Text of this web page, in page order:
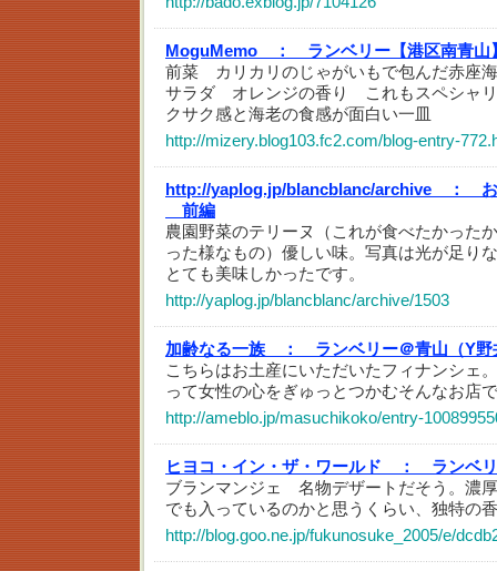
MoguMemo ：
ランベリー【港区南青山
前菜 カリカリのじゃがいもで包んだ赤座
サラダ オレンジの香り これもスペシャリ
クサク感と海老の食感が面白い一皿
http://mizery.blog103.fc2.com/blog-entry-
http://yaplog.jp/blancblanc/archive ：
前編
農園野菜のテリーヌ（これが食べたかった
った様なもの）優しい味。写真は光が足り
とても美味しかったです。
http://yaplog.jp/blancblanc/archive/1503
加齢なる一族 ：
ランベリー＠青山（Y
こちらはお土産にいただいたフィナンシェ
って女性の心をぎゅっとつかむそんなお店
http://ameblo.jp/masuchikoko/entry-
ヒヨコ・イン・ザ・ワールド ：
ランベ
ブランマンジェ 名物デザートだそう。濃
でも入っているのかと思うくらい、独特の
http://blog.goo.ne.jp/fukunosuke_2005/e/